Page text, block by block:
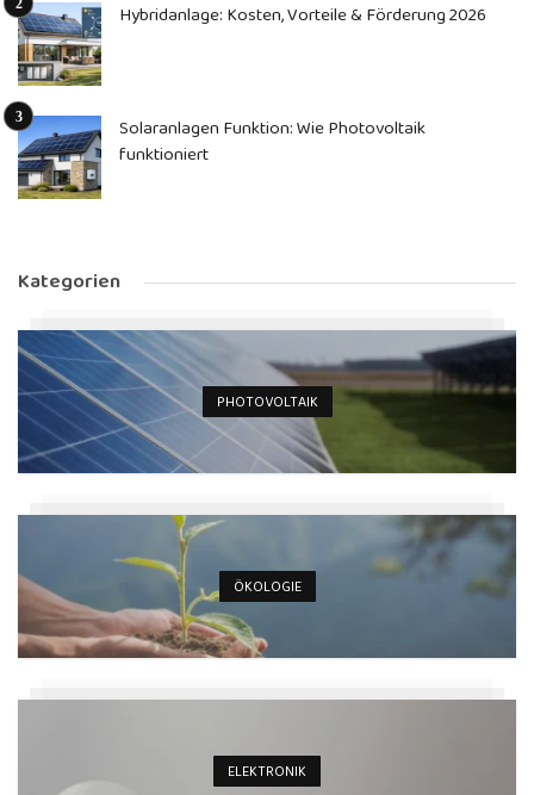
Hybridanlage: Kosten, Vorteile & Förderung 2026
Solaranlagen Funktion: Wie Photovoltaik
funktioniert
Kategorien
PHOTOVOLTAIK
ÖKOLOGIE
ELEKTRONIK